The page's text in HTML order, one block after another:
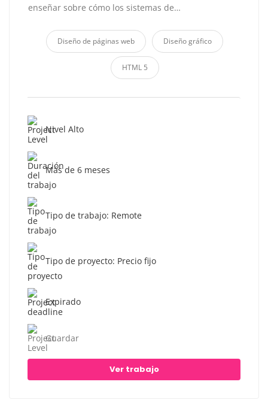
enseñar sobre cómo los sistemas de…
Diseño de páginas web Diseño gráfico
HTML 5
Nivel Alto
Más de 6 meses
Tipo de trabajo: Remote
Tipo de proyecto: Precio fijo
Expirado
Guardar
Ver trabajo